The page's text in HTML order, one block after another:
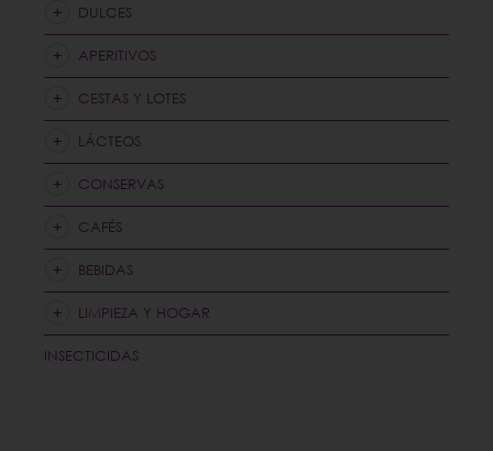
DULCES
APERITIVOS
CESTAS Y LOTES
LÁCTEOS
CONSERVAS
CAFÉS
BEBIDAS
LIMPIEZA Y HOGAR
INSECTICIDAS